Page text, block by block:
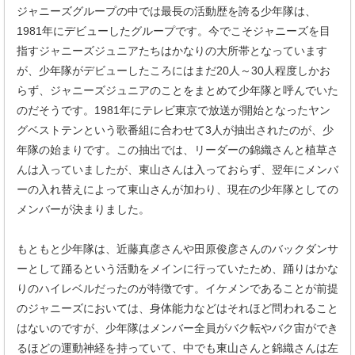
ジャニーズグループの中では最長の活動歴を誇る少年隊は、
1981年にデビューしたグループです。今でこそジャニーズを目
指すジャニーズジュニアたちはかなりの大所帯となっています
が、少年隊がデビューしたころにはまだ20人～30人程度しかお
らず、ジャニーズジュニアのことをまとめて少年隊と呼んでいた
のだそうです。1981年にテレビ東京で放送が開始となったヤン
グベストテンという歌番組に合わせて3人が抽出されたのが、少
年隊の始まりです。この抽出では、リーダーの錦織さんと植草さ
んは入っていましたが、東山さんは入っておらず、翌年にメンバ
ーの入れ替えによって東山さんが加わり、現在の少年隊としての
メンバーが決まりました。
もともと少年隊は、近藤真彦さんや田原俊彦さんのバックダンサ
ーとして踊るという活動をメインに行っていたため、踊りはかな
りのハイレベルだったのが特徴です。イケメンであることが前提
のジャニーズにおいては、身体能力などはそれほど問われること
はないのですが、少年隊はメンバー全員がバク転やバク宙ができ
るほどの運動神経を持っていて、中でも東山さんと錦織さんは左